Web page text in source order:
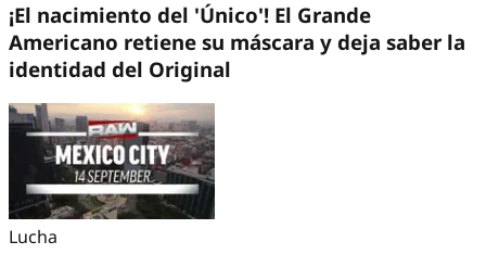
¡El nacimiento del 'Único'! El Grande
Americano retiene su máscara y deja saber la
identidad del Original
Lucha